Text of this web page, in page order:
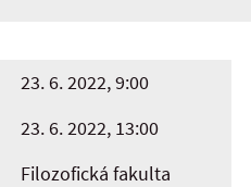
23. 6. 2022, 9:00
23. 6. 2022, 13:00
Filozofická fakulta